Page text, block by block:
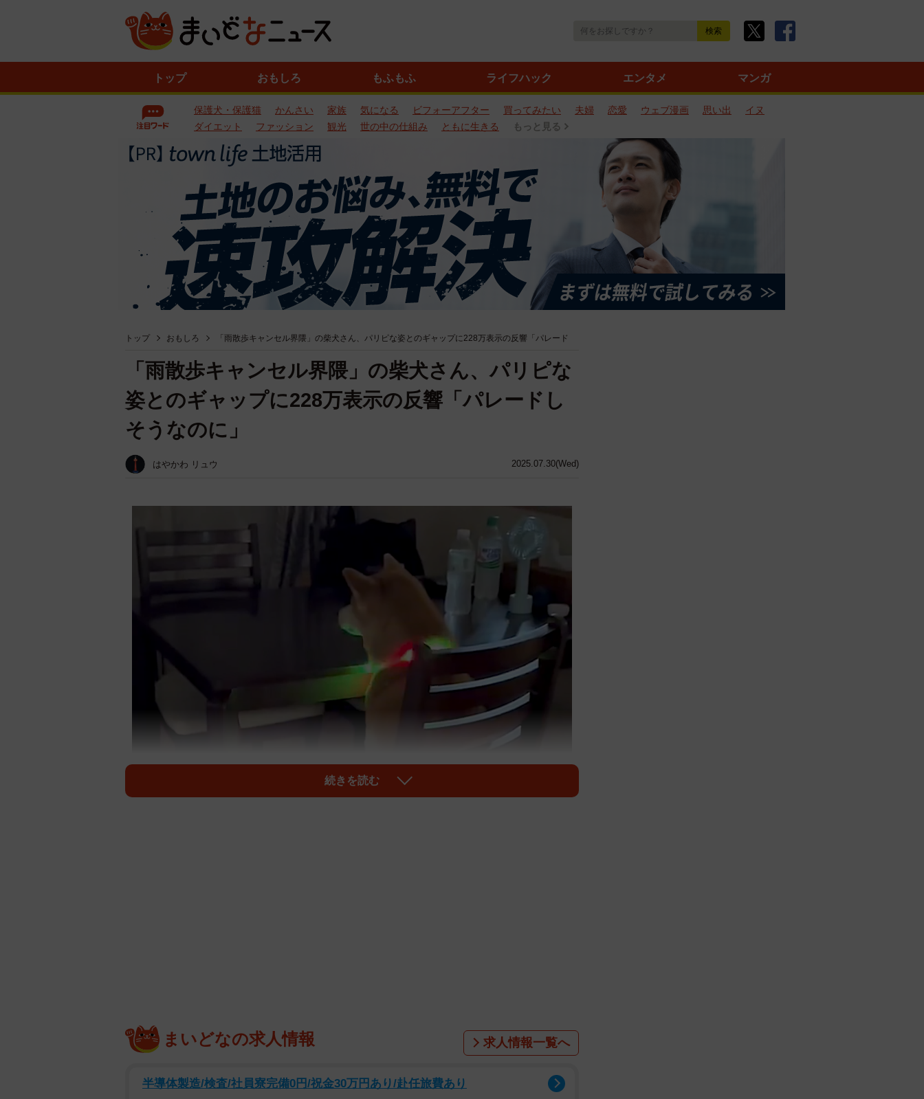
トップ おもしろ もふもふ ライフハック エンタメ マンガ
保護犬・保護猫 かんさい 家族 気になる ビフォーアフター 買ってみたい 夫婦 恋愛 ウェブ漫画 思い出
イヌ
ダイエット
ファッション 観光 世の中の仕組み ともに生きる もっと見る
トップ おもしろ 「雨散歩キャンセル界隈」の柴犬さん、パリピな姿とのギャップに228万表示の反響「パレード
2025.07.30(Wed)
「雨散歩キャンセル界隈」の柴犬さん、パリピな
姿とのギャップに228万表示の反響「パレードし
そうなのに」
はやかわ リュウ
「雨の日の散歩キャンセル界隈…」
大好きなはずの「散歩」を、ピカピカ光る首輪をつけた「やる気満々」の姿で風呂キャン
続きを読む
まいどなの求人情報 求人情報一覧へ
半導体製造/検査/社員寮完備0円/祝金30万円あり/赴任旅費あり